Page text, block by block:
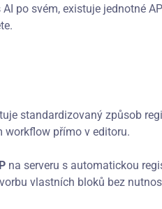
po svém, existuje jednotné
standardizovaný způsob
workflow přímo v editoru.
na serveru s automatickou
vlastních bloků bez